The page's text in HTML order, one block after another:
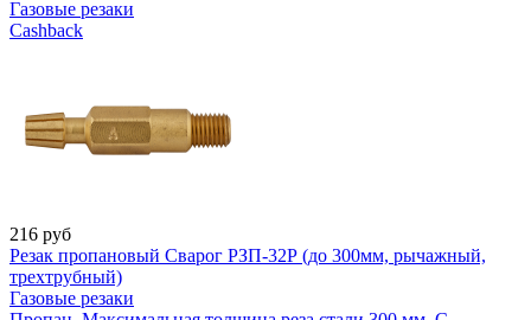
Газовые резаки
Cashback
216 руб
Резак пропановый Сварог РЗП-32Р (до 300мм, рычажный,
трехтрубный)
Газовые резаки